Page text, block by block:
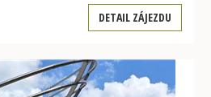
DETAIL ZÁJEZDU